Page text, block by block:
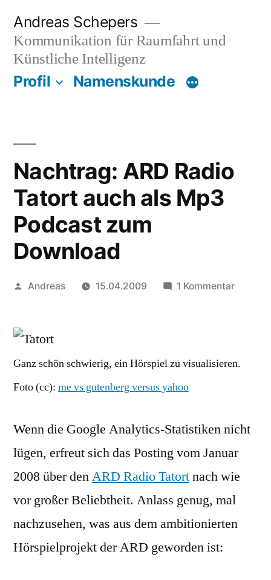
Inhalt
springen
Andreas Schepers
Kommunikation für Raumfahrt und
Künstliche Intelligenz
Profil Namenskunde
Nachtrag: ARD Radio
Tatort auch als Mp3
Podcast zum
Download
Veröffentlicht
Andreas 15.04.2009 1 Kommentarzu
auch
Ganz schön schwierig, ein Hörspiel zu visualisieren.
Foto (cc): me vs gutenberg versus yahoo
Wenn die Google Analytics-Statistiken nicht
lügen, erfreut sich das Posting vom Januar
2008 über denARD Radio Tatortnach wie
vor großer Beliebtheit. Anlass genug, mal
nachzusehen, was aus dem ambitionierten
Hörspielprojekt der ARD geworden ist: